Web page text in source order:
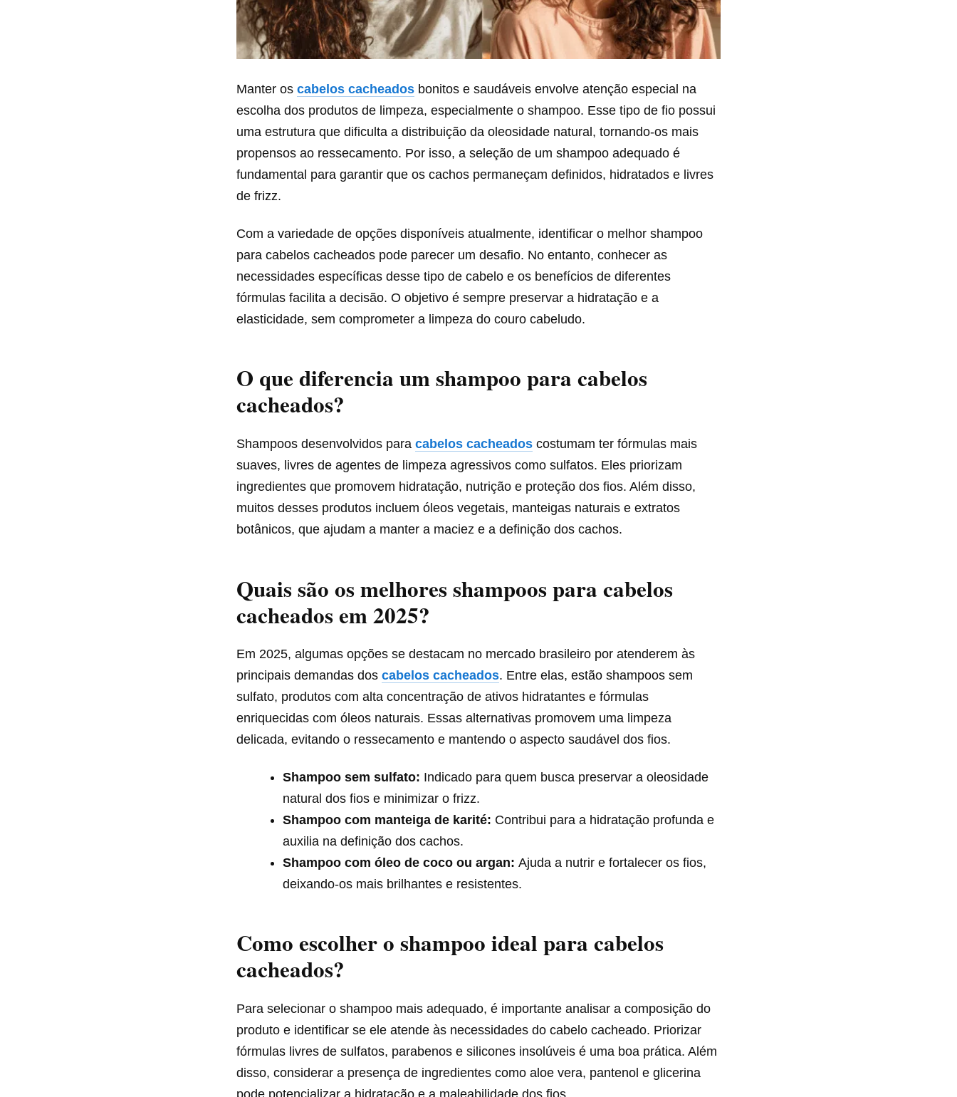
Manter os cabelos cacheados bonitos e saudáveis envolve atenção especial na
escolha dos produtos de limpeza, especialmente o shampoo. Esse tipo de fio possui
uma estrutura que dificulta a distribuição da oleosidade natural, tornando-os mais
propensos ao ressecamento. Por isso, a seleção de um shampoo adequado é
fundamental para garantir que os cachos permaneçam definidos, hidratados e livres
de frizz.
Com a variedade de opções disponíveis atualmente, identificar o melhor shampoo
para cabelos cacheados pode parecer um desafio. No entanto, conhecer as
necessidades específicas desse tipo de cabelo e os benefícios de diferentes
fórmulas facilita a decisão. O objetivo é sempre preservar a hidratação e a
elasticidade, sem comprometer a limpeza do couro cabeludo.
O que diferencia um shampoo para cabelos
cacheados?
Shampoos desenvolvidos para cabelos cacheados costumam ter fórmulas mais
suaves, livres de agentes de limpeza agressivos como sulfatos. Eles priorizam
ingredientes que promovem hidratação, nutrição e proteção dos fios. Além disso,
muitos desses produtos incluem óleos vegetais, manteigas naturais e extratos
botânicos, que ajudam a manter a maciez e a definição dos cachos.
Quais são os melhores shampoos para cabelos
cacheados em 2025?
Em 2025, algumas opções se destacam no mercado brasileiro por atenderem às
principais demandas dos cabelos cacheados. Entre elas, estão shampoos sem
sulfato, produtos com alta concentração de ativos hidratantes e fórmulas
enriquecidas com óleos naturais. Essas alternativas promovem uma limpeza
delicada, evitando o ressecamento e mantendo o aspecto saudável dos fios.
Shampoo sem sulfato: Indicado para quem busca preservar a oleosidade
natural dos fios e minimizar o frizz.
Shampoo com manteiga de karité: Contribui para a hidratação profunda e
auxilia na definição dos cachos.
Shampoo com óleo de coco ou argan: Ajuda a nutrir e fortalecer os fios,
deixando-os mais brilhantes e resistentes.
Como escolher o shampoo ideal para cabelos
cacheados?
Para selecionar o shampoo mais adequado, é importante analisar a composição do
produto e identificar se ele atende às necessidades do cabelo cacheado. Priorizar
fórmulas livres de sulfatos, parabenos e silicones insolúveis é uma boa prática. Além
disso, considerar a presença de ingredientes como aloe vera, pantenol e glicerina